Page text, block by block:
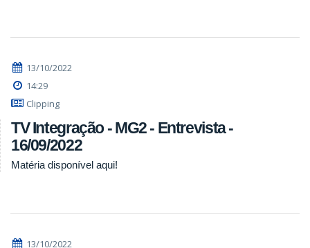
13/10/2022
14:29
Clipping
TV Integração - MG2 - Entrevista -
16/09/2022
Matéria disponível aqui!
13/10/2022